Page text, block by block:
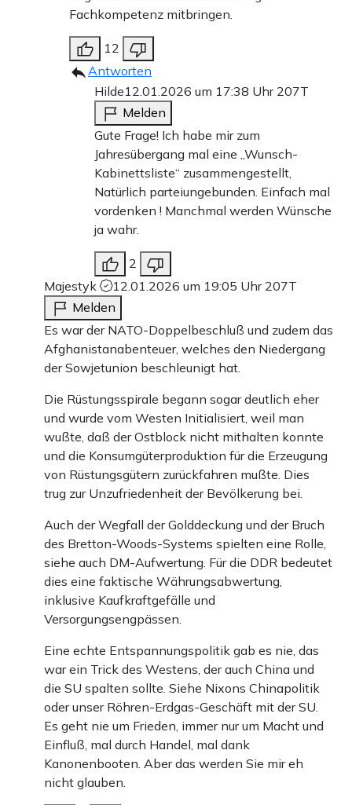
Fachkompetenz mitbringen.
12
Antworten
Hilde12.01.2026 um 17:38 Uhr 207T
Melden
Gute Frage! Ich habe mir zum
Jahresübergang mal eine „Wunsch-
Kabinettsliste“ zusammengestellt,
Natürlich parteiungebunden. Einfach mal
vordenken ! Manchmal werden Wünsche
ja wahr.
2
Majestyk
12.01.2026 um 19:05 Uhr 207T
Melden
Es war der NATO-Doppelbeschluß und zudem das
Afghanistanabenteuer, welches den Niedergang
der Sowjetunion beschleunigt hat.
Die Rüstungsspirale begann sogar deutlich eher
und wurde vom Westen Initialisiert, weil man
wußte, daß der Ostblock nicht mithalten konnte
und die Konsumgüterproduktion für die Erzeugung
von Rüstungsgütern zurückfahren mußte. Dies
trug zur Unzufriedenheit der Bevölkerung bei.
Auch der Wegfall der Golddeckung und der Bruch
des Bretton-Woods-Systems spielten eine Rolle,
siehe auch DM-Aufwertung. Für die DDR bedeutet
dies eine faktische Währungsabwertung,
inklusive Kaufkraftgefälle und
Versorgungsengpässen.
Eine echte Entspannungspolitik gab es nie, das
war ein Trick des Westens, der auch China und
die SU spalten sollte. Siehe Nixons Chinapolitik
oder unser Röhren-Erdgas-Geschäft mit der SU.
Es geht nie um Frieden, immer nur um Macht und
Einfluß, mal durch Handel, mal dank
Kanonenbooten. Aber das werden Sie mir eh
nicht glauben.